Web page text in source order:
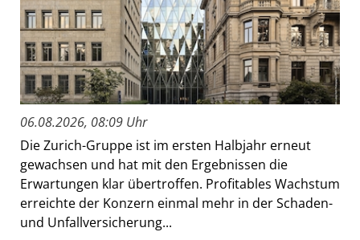
06.08.2026, 08:09 Uhr
Die Zurich-Gruppe ist im ersten Halbjahr erneut
gewachsen und hat mit den Ergebnissen die
Erwartungen klar übertroffen. Profitables Wachstum
erreichte der Konzern einmal mehr in der Schaden-
und Unfallversicherung...